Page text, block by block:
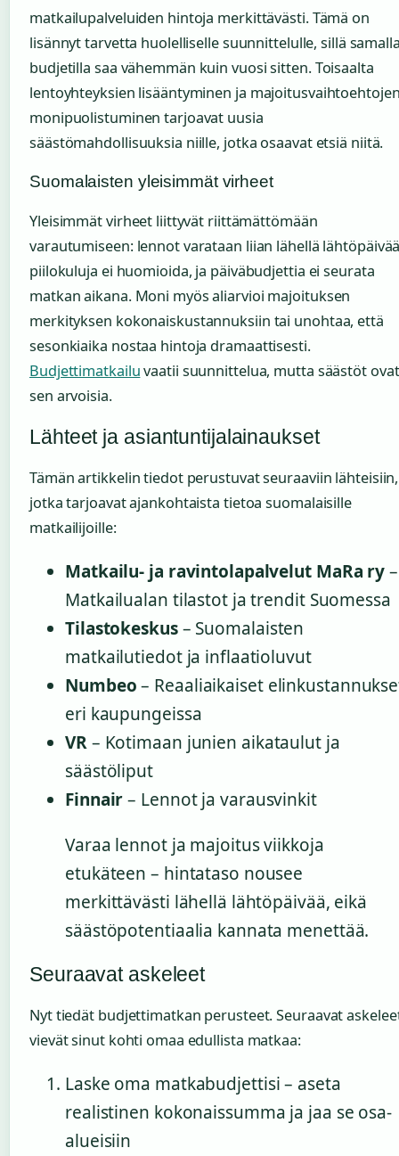
matkailupalveluiden hintoja merkittävästi. Tämä on
lisännyt tarvetta huolelliselle suunnittelulle, sillä
budjetilla saa vähemmän kuin vuosi sitten. Toisaalta
lentoyhteyksien lisääntyminen ja
monipuolistuminen tarjoavat uusia
säästömahdollisuuksia niille, jotka osaavat etsiä niitä.
Suomalaisten yleisimmät virheet
Yleisimmät virheet liittyvät riittämättömään
varautumiseen: lennot varataan liian lähellä
piilokuluja ei huomioida, ja päiväbudjettia ei seurata
matkan aikana. Moni myös aliarvioi majoituksen
merkityksen kokonaiskustannuksiin tai unohtaa, että
sesonkiaika nostaa hintoja dramaattisesti.
Budjettimatkailuvaatii suunnittelua, mutta säästöt ovat
sen arvoisia.
Lähteet ja asiantuntijalainaukset
Tämän artikkelin tiedot perustuvat seuraaviin lähteisiin,
jotka tarjoavat ajankohtaista tietoa suomalaisille
matkailijoille:
Matkailu- ja ravintolapalvelut MaRa ry–
Matkailualan tilastot ja trendit Suomessa
Tilastokeskus– Suomalaisten
matkailutiedot ja inflaatioluvut
Numbeo– Reaaliaikaiset
eri kaupungeissa
VR– Kotimaan junien aikataulut ja
säästöliput
Finnair– Lennot ja varausvinkit
Varaa lennot ja majoitus viikkoja
etukäteen – hintataso nousee
merkittävästi lähellä lähtöpäivää, eikä
säästöpotentiaalia kannata menettää.
Seuraavat askeleet
Nyt tiedät budjettimatkan perusteet. Seuraavat
vievät sinut kohti omaa edullista matkaa:
Laske oma matkabudjettisi – aseta
realistinen kokonaissumma ja jaa se osa-
alueisiin